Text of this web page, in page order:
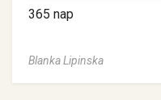
365 nap
Blanka Lipinska